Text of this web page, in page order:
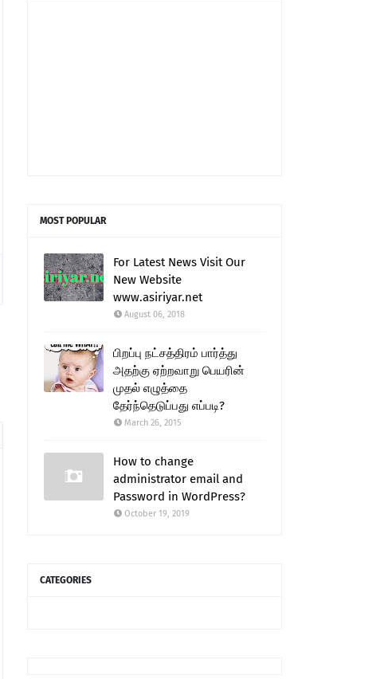
MOST POPULAR
For Latest News Visit Our
New Website
www.asiriyar.net
August 06, 2018
பிறப்பு நட்சத்திரம் பார்த்து
அதற்கு ஏற்றவாறு பெயரின்
முதல் எழுத்தை
தேர்ந்தெடுப்பது எப்படி?
March 26, 2015
How to change
administrator email and
Password in WordPress?
October 19, 2019
CATEGORIES